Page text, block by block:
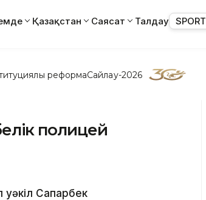
Қазақстан Саясат Талдау SPORT
реформаСайлау-2026
полицей
уәкіл Сапарбек